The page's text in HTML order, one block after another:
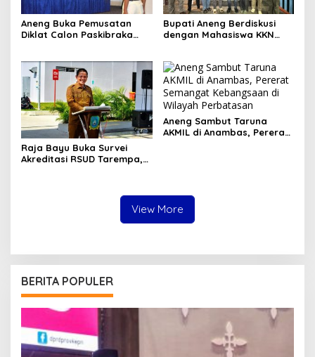
Aneng Buka Pemusatan
Diklat Calon Paskibraka
Kepemimpinan
Bupati Aneng Berdiskusi
dengan Mahasiswa KKN
Raja Bayu Buka Survei
Akreditasi RSUD Tarempa,
Aneng Sambut Taruna
AKMIL di Anambas, Pererat
View More
BERITA POPULER